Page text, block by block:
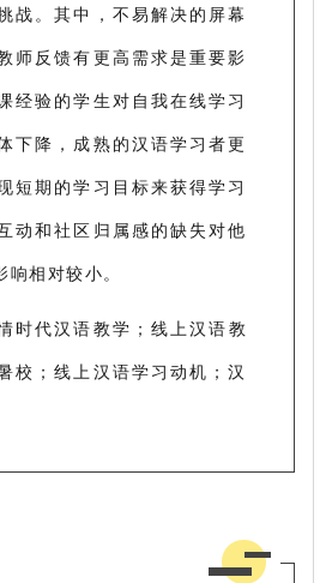
战。其中，不易解决的屏幕
师反馈有更高需求是重要影
经验的学生对自我在线学习
下降，成熟的汉语学习者更
短期的学习目标来获得学习
动和社区归属感的缺失对他
相对较小。
时代汉语教学；线上汉语教
校；线上汉语学习动机；汉